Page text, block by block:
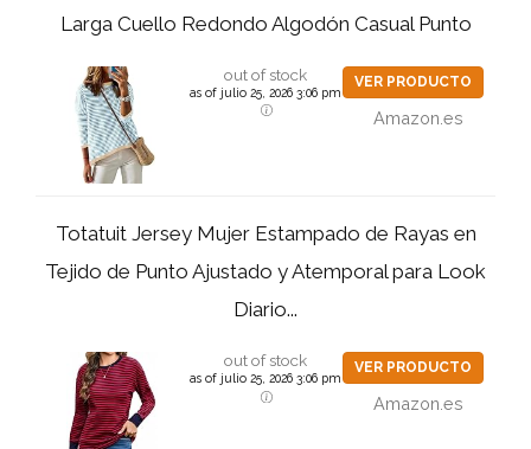
Larga Cuello Redondo Algodón Casual Punto
out of stock
as of julio 25, 2026 3:06 pm
VER PRODUCTO
Amazon.es
Totatuit Jersey Mujer Estampado de Rayas en
Tejido de Punto Ajustado y Atemporal para Look
Diario...
out of stock
as of julio 25, 2026 3:06 pm
VER PRODUCTO
Amazon.es